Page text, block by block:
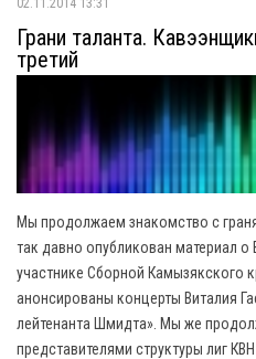
02.11.2014 13:31
Грани таланта.
третий
Мы продолжаем знакомство с
так давно опубликован материал
участнике Сборной Камызякского
анонсированы концерты Виталия
лейтенанта Шмидта». Мы же
представителями структуры лиг